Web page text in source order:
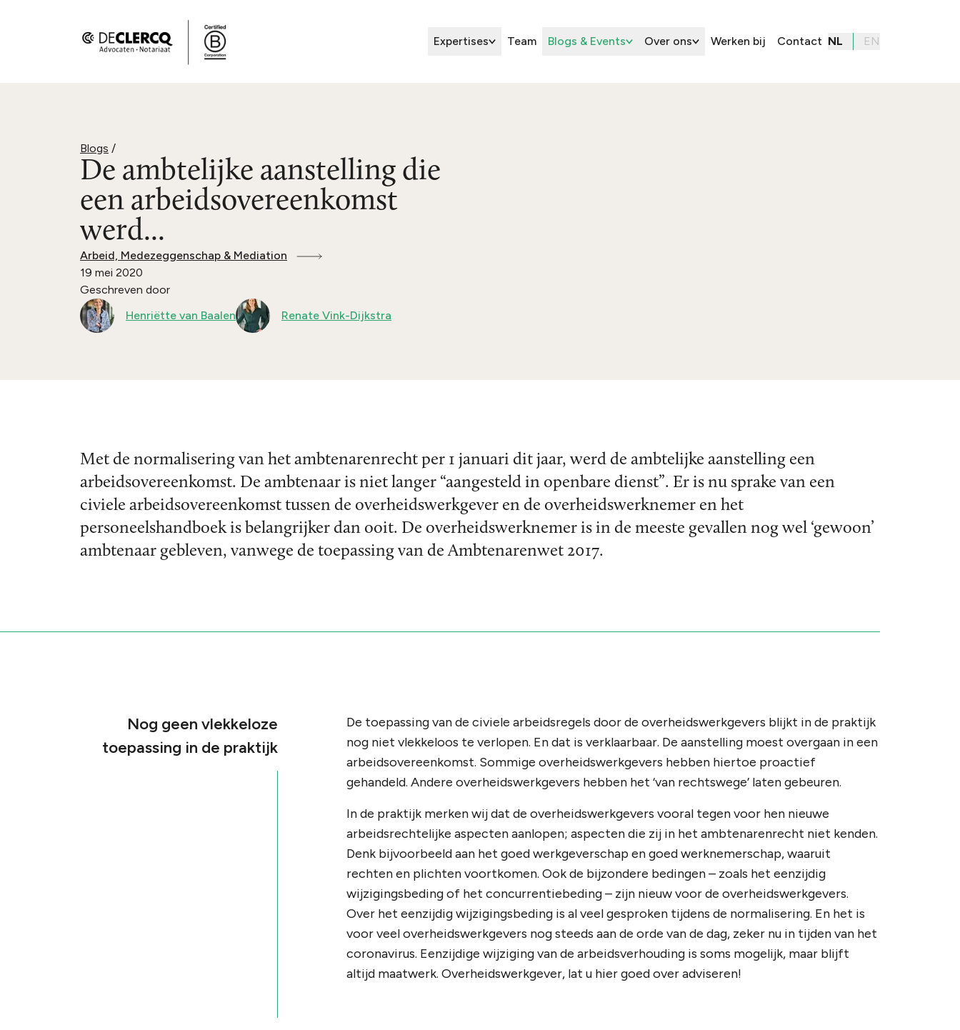
Expertises Team Blogs & Events Over ons Werken bij Contact NL EN
Blogs /
De ambtelijke aanstelling die
een arbeidsovereenkomst
werd...
Arbeid, Medezeggenschap & Mediation
19 mei 2020
Geschreven door
Henriëtte van Baalen
Renate Vink-Dijkstra
Met de normalisering van het ambtenarenrecht per 1 januari dit jaar, werd de ambtelijke aanstelling een
arbeidsovereenkomst. De ambtenaar is niet langer “aangesteld in openbare dienst”. Er is nu sprake van een
civiele arbeidsovereenkomst tussen de overheidswerkgever en de overheidswerknemer en het
personeelshandboek is belangrijker dan ooit. De overheidswerknemer is in de meeste gevallen nog wel ‘gewoon’
ambtenaar gebleven, vanwege de toepassing van de Ambtenarenwet 2017.
Nog geen vlekkeloze
toepassing in de praktijk
De toepassing van de civiele arbeidsregels door de overheidswerkgevers blijkt in de praktijk
nog niet vlekkeloos te verlopen. En dat is verklaarbaar. De aanstelling moest overgaan in een
arbeidsovereenkomst. Sommige overheidswerkgevers hebben hiertoe proactief
gehandeld. Andere overheidswerkgevers hebben het ‘van rechtswege’ laten gebeuren.
In de praktijk merken wij dat de overheidswerkgevers vooral tegen voor hen nieuwe
arbeidsrechtelijke aspecten aanlopen; aspecten die zij in het ambtenarenrecht niet kenden.
Denk bijvoorbeeld aan het goed werkgeverschap en goed werknemerschap, waaruit
rechten en plichten voortkomen. Ook de bijzondere bedingen – zoals het eenzijdig
wijzigingsbeding of het concurrentiebeding – zijn nieuw voor de overheidswerkgevers.
Over het eenzijdig wijzigingsbeding is al veel gesproken tijdens de normalisering. En het is
voor veel overheidswerkgevers nog steeds aan de orde van de dag, zeker nu in tijden van het
coronavirus. Eenzijdige wijziging van de arbeidsverhouding is soms mogelijk, maar blijft
altijd maatwerk. Overheidswerkgever, lat u hier goed over adviseren!